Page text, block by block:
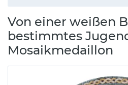
Von einer weißen
bestimmtes
Mosaikmedaillon